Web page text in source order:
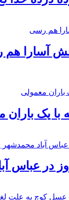
آسارا
با یک باران
در